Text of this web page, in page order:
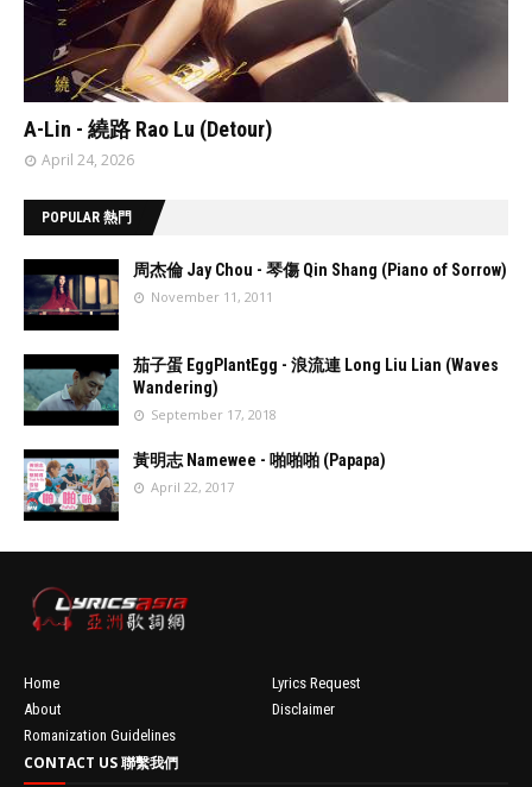
A-Lin - 繞路 Rao Lu (Detour)
April 24, 2026
POPULAR 熱門
'data:post.fea
turedImage
resizeImage
100'
周杰倫 Jay Chou - 琴傷 Qin Shang (Piano of Sorrow)
November 11, 2011
'data:post.fea
turedImage
resizeImage
100'
茄子蛋 EggPlantEgg - 浪流連 Long Liu Lian (Waves
Wandering)
September 17, 2018
'data:post.fea
resizeImage
100'
黃明志 Namewee - 啪啪啪 (Papapa)
April 22, 2017
Home
Lyrics Request
About
Disclaimer
Romanization Guidelines
CONTACT US 聯繫我們